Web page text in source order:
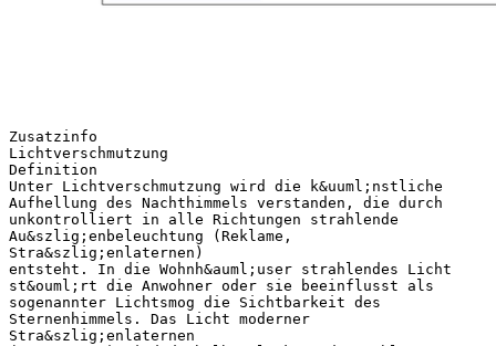
Zusatzinfo
Lichtverschmutzung
Definition
Unter Lichtverschmutzung wird die k&uuml;nstliche
Aufhellung des Nachthimmels verstanden, die durch
unkontrolliert in alle Richtungen strahlende
Au&szlig;enbeleuchtung (Reklame,
Stra&szlig;enlaternen)
entsteht. In die Wohnh&auml;user strahlendes Licht
st&ouml;rt die Anwohner oder sie beeinflusst als
sogenannter Lichtsmog die Sichtbarkeit des
Sternenhimmels. Das Licht moderner
Stra&szlig;enlaternen